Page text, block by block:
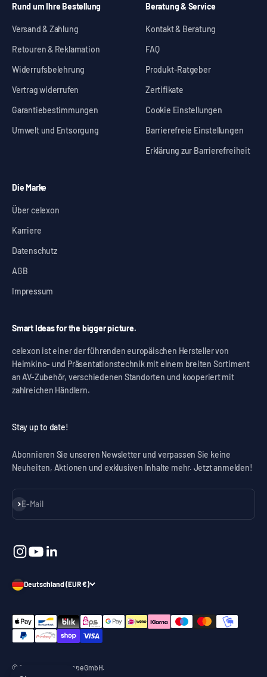
Rund um Ihre Bestellung
Versand & Zahlung
Retouren & Reklamation
Widerrufsbelehrung
Vertrag widerrufen
Garantiebestimmungen
Umwelt und Entsorgung
Beratung & Service
Kontakt & Beratung
FAQ
Produkt-Ratgeber
Zertifikate
Cookie Einstellungen
Barrierefreie Einstellungen
Erklärung zur Barrierefreiheit
Die Marke
Über celexon
Karriere
Datenschutz
AGB
Impressum
Smart Ideas for the bigger picture.
celexon ist einer der führenden europäischen Hersteller von
Heimkino- und Präsentationstechnik mit einem breiten Sortiment
an AV-Zubehör, verschiedenen Standorten und kooperiert mit
zahlreichen Händlern.
Stay up to date!
Abonnieren Sie unseren Newsletter und verpassen Sie keine
Neuheiten, Aktionen und exklusiven Inhalte mehr. Jetzt anmelden!
E-Mail
Abonnieren
Deutschland (EUR €)
© 2026, celexon Europe GmbH.